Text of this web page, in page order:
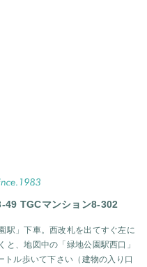
49 TGCマンション8-302
駅」下車。西改札を出てすぐ左に
、地図中の「緑地公園駅西口」
ル歩いて下さい（建物の入り口